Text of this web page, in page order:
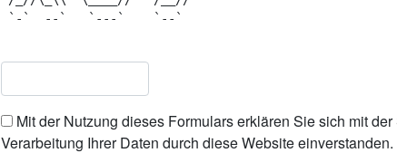
`-`  --`   `---`    `--`
Mit der Nutzung dieses Formulars erklären Sie sich mit
Verarbeitung Ihrer Daten durch diese Website